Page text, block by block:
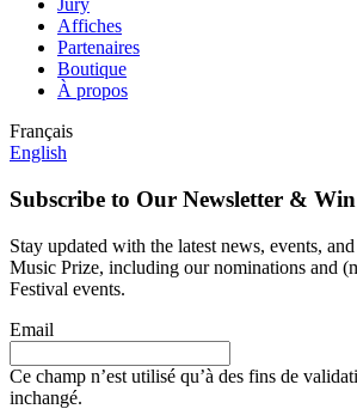
Jury
Affiches
Partenaires
Boutique
À propos
Français
English
Subscribe to Our Newsletter &
Stay updated with the latest news, events,
Music Prize, including our nominations and
Festival events.
Email
Ce champ n’est utilisé qu’à des fins de
inchangé.